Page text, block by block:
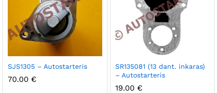
SJS1305 – Autostarteris
70.00 €
SR135081 (13 dant. inkaras)
– Autostarteris
19.00 €